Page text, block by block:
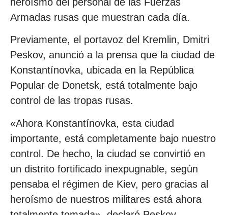
Armadas rusas que muestran cada día.
Previamente, el portavoz del Kremlin, Dmitri
Peskov, anunció a la prensa que la ciudad de
Konstantínovka, ubicada en la República
Popular de Donetsk, está totalmente bajo
control de las tropas rusas.
«Ahora Konstantínovka, esta ciudad
importante, está completamente bajo nuestro
control. De hecho, la ciudad se convirtió en
un distrito fortificado inexpugnable, según
pensaba el régimen de Kiev, pero gracias al
heroísmo de nuestros militares está ahora